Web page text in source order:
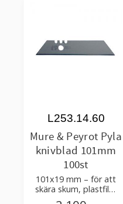
Mure & Peyrot Pyla
knivblad 101mm
100st
101x19 mm – för att
skära skum, plastfilm
och även alla skrapjobb
L253.14.60